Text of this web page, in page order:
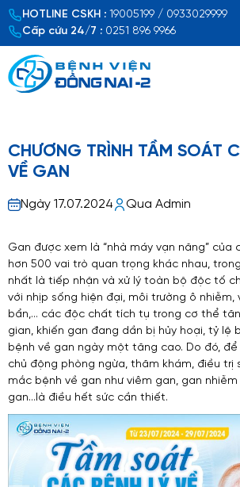
HOTLINE CSKH : 19005199 / 0933029999
Cấp cứu 24/7 : 0251 896 9966
CHƯƠNG TRÌNH TẦM SOÁT
VỀ GAN
Ngày 17.07.2024 Qua Admin
Gan được xem là “nhà máy vạn năng” của
hơn 500 vai trò quan trọng khác nhau,
nhất là tiếp nhận và xử lý toàn bộ độc tố
với nhịp sống hiện đại, môi trường ô nhiễm,
bẩn,… các độc chất tích tụ trong cơ thể
gian, khiến gan đang dần bị hủy hoại, tỷ lệ
bệnh về gan ngày một tăng cao. Do đó, để
chủ động phòng ngừa, thăm khám, điều trị
mắc bệnh về gan như viêm gan, gan
gan…là điều hết sức cần thiết.